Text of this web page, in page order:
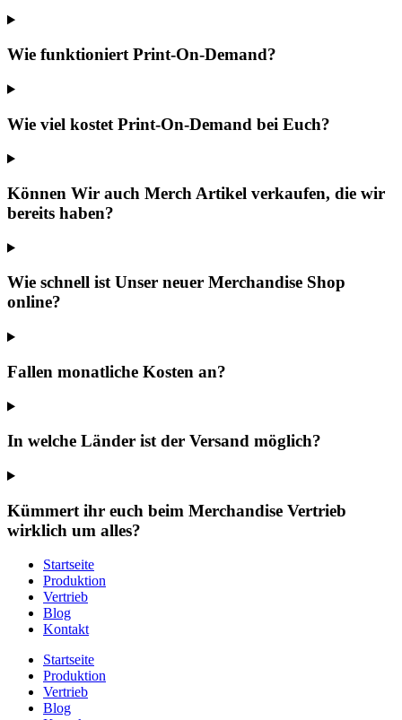
Wie funktioniert Print-On-Demand?
Wie viel kostet Print-On-Demand bei Euch?
Können Wir auch Merch Artikel verkaufen, die wir
bereits haben?
Wie schnell ist Unser neuer Merchandise Shop
online?
Fallen monatliche Kosten an?
In welche Länder ist der Versand möglich?
Kümmert ihr euch beim Merchandise Vertrieb
wirklich um alles?
Startseite
Produktion
Vertrieb
Blog
Kontakt
Startseite
Produktion
Vertrieb
Blog